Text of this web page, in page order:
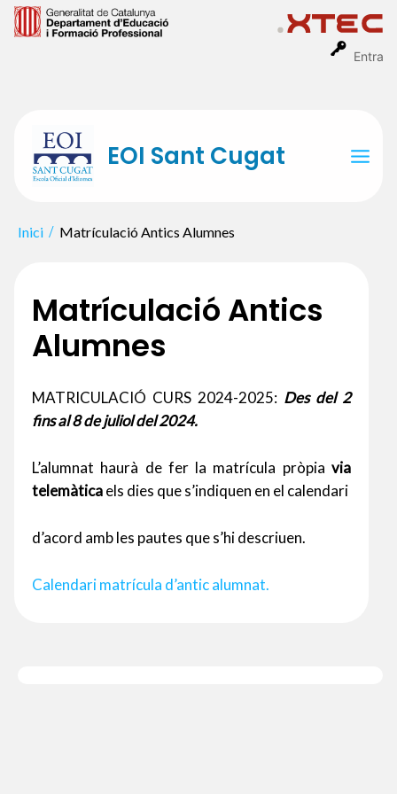
Entra
Vés
EOI Sant Cugat
Inici Matrículació Antics Alumnes
Matrículació Antics
Alumnes
MATRICULACIÓ CURS 2024-2025: Des del 2
fins al 8 de juliol del 2024.
L’alumnat haurà de fer la matrícula pròpia via
telemàticaels dies que s’indiquen en el calendari
d’acord amb les pautes que s’hi descriuen.
Calendari matrícula d’antic alumnat.